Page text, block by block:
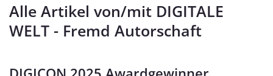
Alle Artikel von/mit DIGITALE
WELT - Fremd Autorschaft